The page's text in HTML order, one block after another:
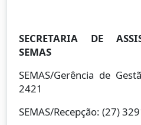
SECRETARIA DE
SEMAS
SEMAS/Gerência de
2421
SEMAS/Recepção: (27)